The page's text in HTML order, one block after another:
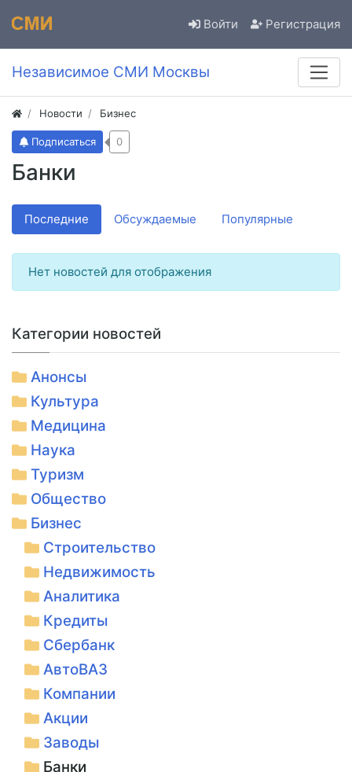
Войти Регистрация
Независимое СМИ Москвы
Новости Бизнес
Банки
Подписаться 0
Последние Обсуждаемые Популярные
Нет новостей для отображения
Категории новостей
Анонсы
Культура
Медицина
Наука
Туризм
Общество
Бизнес
Строительство
Недвижимость
Аналитика
Кредиты
Сбербанк
АвтоВАЗ
Компании
Акции
Заводы
Банки